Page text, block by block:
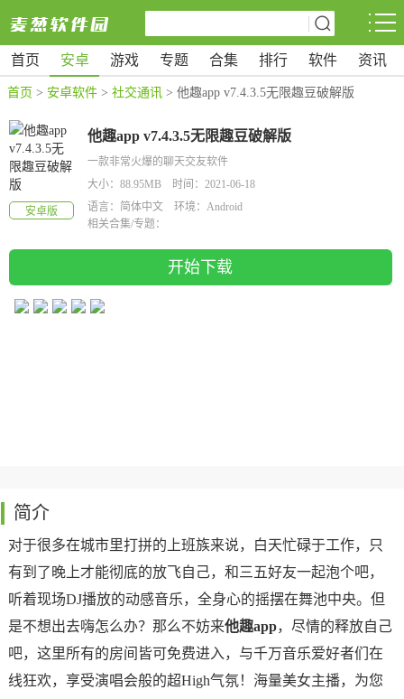
首页 安卓 游戏 专题 合集 排行 软件 资讯
首页 > 安卓软件 > 社交通讯 > 他趣app v7.4.3.5无限趣豆破解版
安卓版
他趣app v7.4.3.5无限趣豆破解版
一款非常火爆的聊天交友软件
大小：88.95MB 时间：2021-06-18
语言：简体中文 环境：Android
相关合集/专题：
开始下载
简介
对于很多在城市里打拼的上班族来说，白天忙碌于工作，只
有到了晚上才能彻底的放飞自己，和三五好友一起泡个吧，
听着现场DJ播放的动感音乐，全身心的摇摆在舞池中央。但
是不想出去嗨怎么办？那么不妨来他趣app，尽情的释放自己
吧，这里所有的房间皆可免费进入，与千万音乐爱好者们在
线狂欢，享受演唱会般的超High气氛！海量美女主播，为您